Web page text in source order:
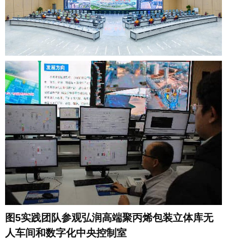
图5实践团队参观弘润高端聚丙烯包装立体库无
人车间和数字化中央控制室